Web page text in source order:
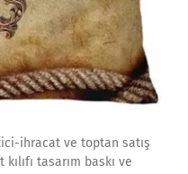
ihracat ve toptan satış
tasarım baskı ve